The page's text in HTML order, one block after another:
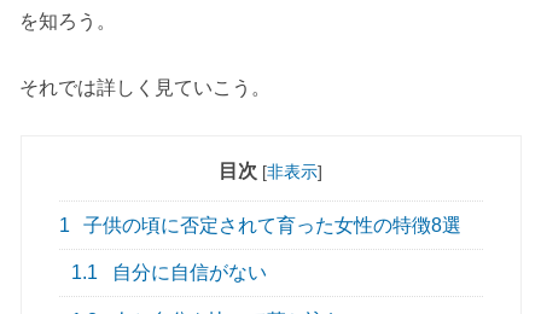
を知ろう。
それでは詳しく見ていこう。
目次 [非表示]
1 子供の頃に否定されて育った女性の特徴8選
1.1 自分に自信がない